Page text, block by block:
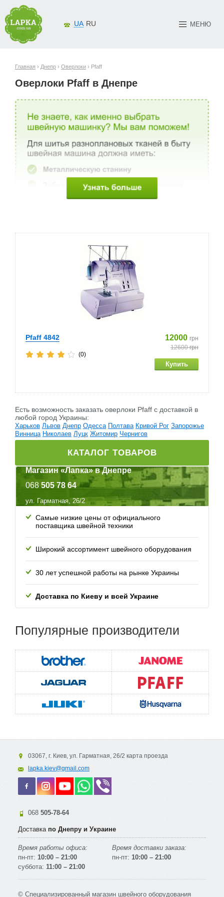
МЕНЮ
UA RU
Главная › Днепр › Оверлоки › Pfaff
Оверлоки Pfaff в Днепре
Pfaff 4842 12000 грн
12600грн
(0)
Есть возможность заказать оверлоки Pfaff c доставкой в
любой город Украины:
Харьков Львов Днепр Одесса Полтава Кривой Рог Запорожье
Винница Николаев Луцк Житомир Чернигов
КАТАЛОГ ТОВАРОВ
Магазин «Лапка» в Днепре
068 505 78 64
ул. Гарматная, 26/2
Самые низкие цены от официального
поставщика швейной техники
Широкий ассортимент швейного оборудования
30 лет успешной работы на рынке Украины
Доставка по Киеву и всей Украине
Популярные производители
03067, г. Киев, ул. Гарматная, 26/2 карта проезда
lapka.kiev@gmail.com
068 505-78-64
Доставка по Днепру и Украине
Время работы офиса:
пн-пт: 10:00 – 21:00
суббота: 11:00 – 21:00
Время доставки заказа:
пн-пт: 10:00 – 21:00
© Специализированный магазин швейного оборудования